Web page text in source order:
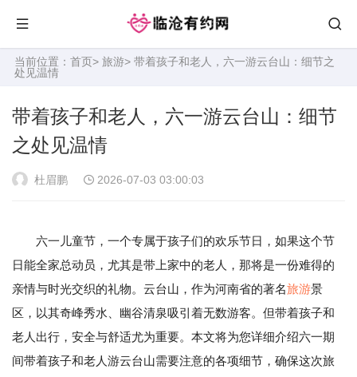
当前位置： 首页> 旅游> 带着孩子和老人，六一游云台山：细节之
处见温情
带着孩子和老人，六一游云台山：细节
之处见温情
杜眉鹏 2026-07-03 03:00:03
六一儿童节，一个专属于孩子们的欢乐节日，如果这个节
日能全家总动员，尤其是带上家中的老人，那将是一份难得的
亲情与时光交织的礼物。云台山，作为河南省的著名旅游景
区，以其奇峰秀水、幽谷清泉吸引着无数游客。但带着孩子和
老人出行，安全与舒适尤为重要。本文将为您详细介绍六一期
间带着孩子和老人游云台山需要注意的各项细节，确保这次旅